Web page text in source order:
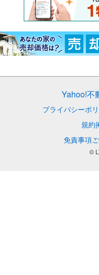
Yahoo!不
プライバシーポ
規約
免責事項
©